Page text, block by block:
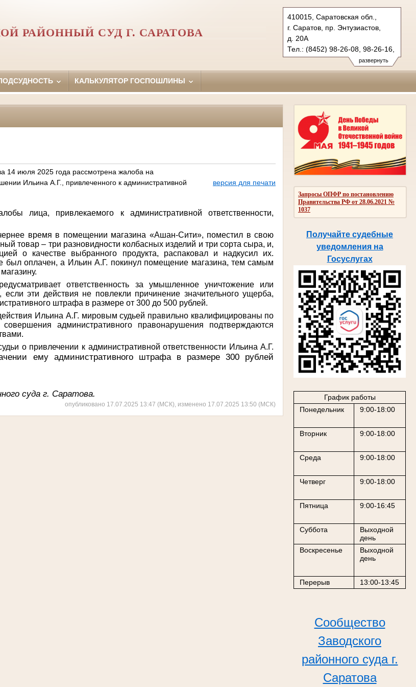
развернуть
410015, Саратовская обл.,
г. Саратов, пр. Энтузиастов,
д. 20А
Тел.: (8452) 98-26-08, 98-26-16,
98-26-13 (ф.)
zavodskoi.sar@sudrf.ru
РАЙОННЫЙ СУД Г. САРАТОВА
КАЛЬКУЛЯТОР ГОСПОШЛИНЫ
Запросы ОПФР по постановлению
Правительства РФ от 28.06.2021 №
1037
Получайте судебные
уведомления на
Госуслугах
График работы
Понедельник
9:00-18:00
Вторник 9:00-18:00
Среда 9:00-18:00
Четверг 9:00-18:00
Пятница 9:00-16:45
Суббота
Выходной
день
Воскресенье
Выходной
день
Перерыв 13:00-13:45
Сообщество
Заводского
районного суда г.
Саратова
14 июля 2025 года рассмотрена жалоба на
Ильина А.Г., привлеченного к административной
версия для печати
лица, привлекаемого к административной ответственности,
время в помещении магазина «Ашан-Сити», поместил в свою
товар – три разновидности колбасных изделий и три сорта сыра, и,
о качестве выбранного продукта, распаковал и надкусил их.
оплачен, а Ильин А.Г. покинул помещение магазина, тем самым
ответственность за умышленное уничтожение или
эти действия не повлекли причинение значительного ущерба,
штрафа в размере от 300 до 500 рублей.
Ильина А.Г. мировым судьей правильно квалифицированы по
административного правонарушения подтверждаются
о привлечении к административной ответственности Ильина А.Г.
ему административного штрафа в размере 300 рублей
суда г. Саратова.
опубликовано 17.07.2025 13:47 (МСК), изменено 17.07.2025 13:50 (МСК)